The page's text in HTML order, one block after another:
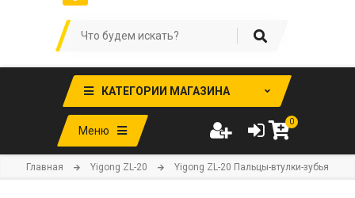
КАТЕГОРИИ МАГАЗИНА
Меню
0
Главная Yigong ZL-20 Yigong ZL-20 Пальцы-втулки-зубья